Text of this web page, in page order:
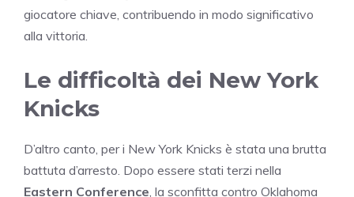
giocatore chiave, contribuendo in modo significativo
alla vittoria.
Le difficoltà dei New York
Knicks
D’altro canto, per i New York Knicks è stata una brutta
battuta d’arresto. Dopo essere stati terzi nella
Eastern Conference , la sconfitta contro Oklahoma